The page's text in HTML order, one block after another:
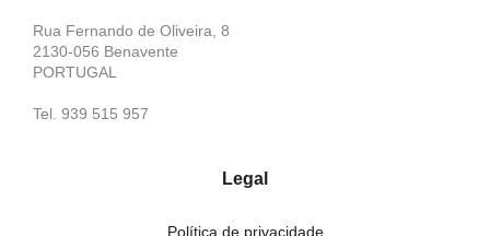
Rua Fernando de Oliveira, 8
2130-056 Benavente
PORTUGAL
Tel. 939 515 957
Legal
Política de privacidade